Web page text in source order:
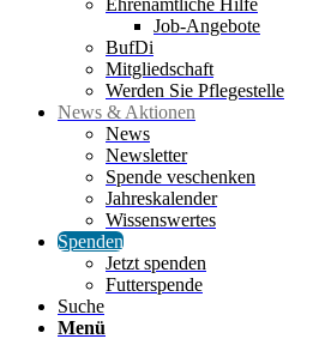
Ehrenamtliche Hilfe
Job-Angebote
BufDi
Mitgliedschaft
Werden Sie Pflegestelle
News & Aktionen
News
Newsletter
Spende veschenken
Jahreskalender
Wissenswertes
Spenden
Jetzt spenden
Futterspende
Suche
Menü